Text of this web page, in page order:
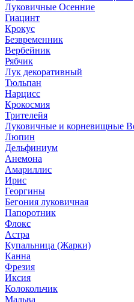
Луковичные Осенние
Гиацинт
Крокус
Безвременник
Вербейник
Рябчик
Лук декоративный
Тюльпан
Нарцисс
Крокосмия
Трителейя
Луковичные и корневищные
Люпин
Дельфиниум
Анемона
Амариллис
Ирис
Георгины
Бегония луковичная
Папоротник
Флокс
Астра
Купальница (Жарки)
Канна
Фрезия
Иксия
Колокольчик
Мальва